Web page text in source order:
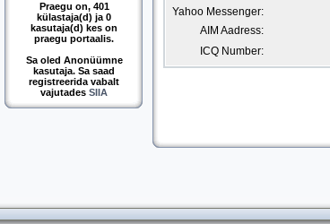
Praegu on, 401
külastaja(d) ja 0
kasutaja(d) kes on
praegu portaalis.
Sa oled Anonüümne
kasutaja. Sa saad
registreerida vabalt
vajutades SIIA
Yahoo Messenger:
AIM Aadress:
ICQ Number: